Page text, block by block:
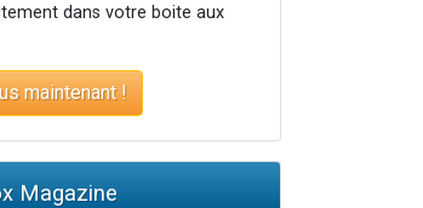
dans votre boite aux
maintenant !
Magazine